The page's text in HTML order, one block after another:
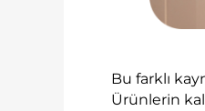
Bu farklı
Ürünlerin